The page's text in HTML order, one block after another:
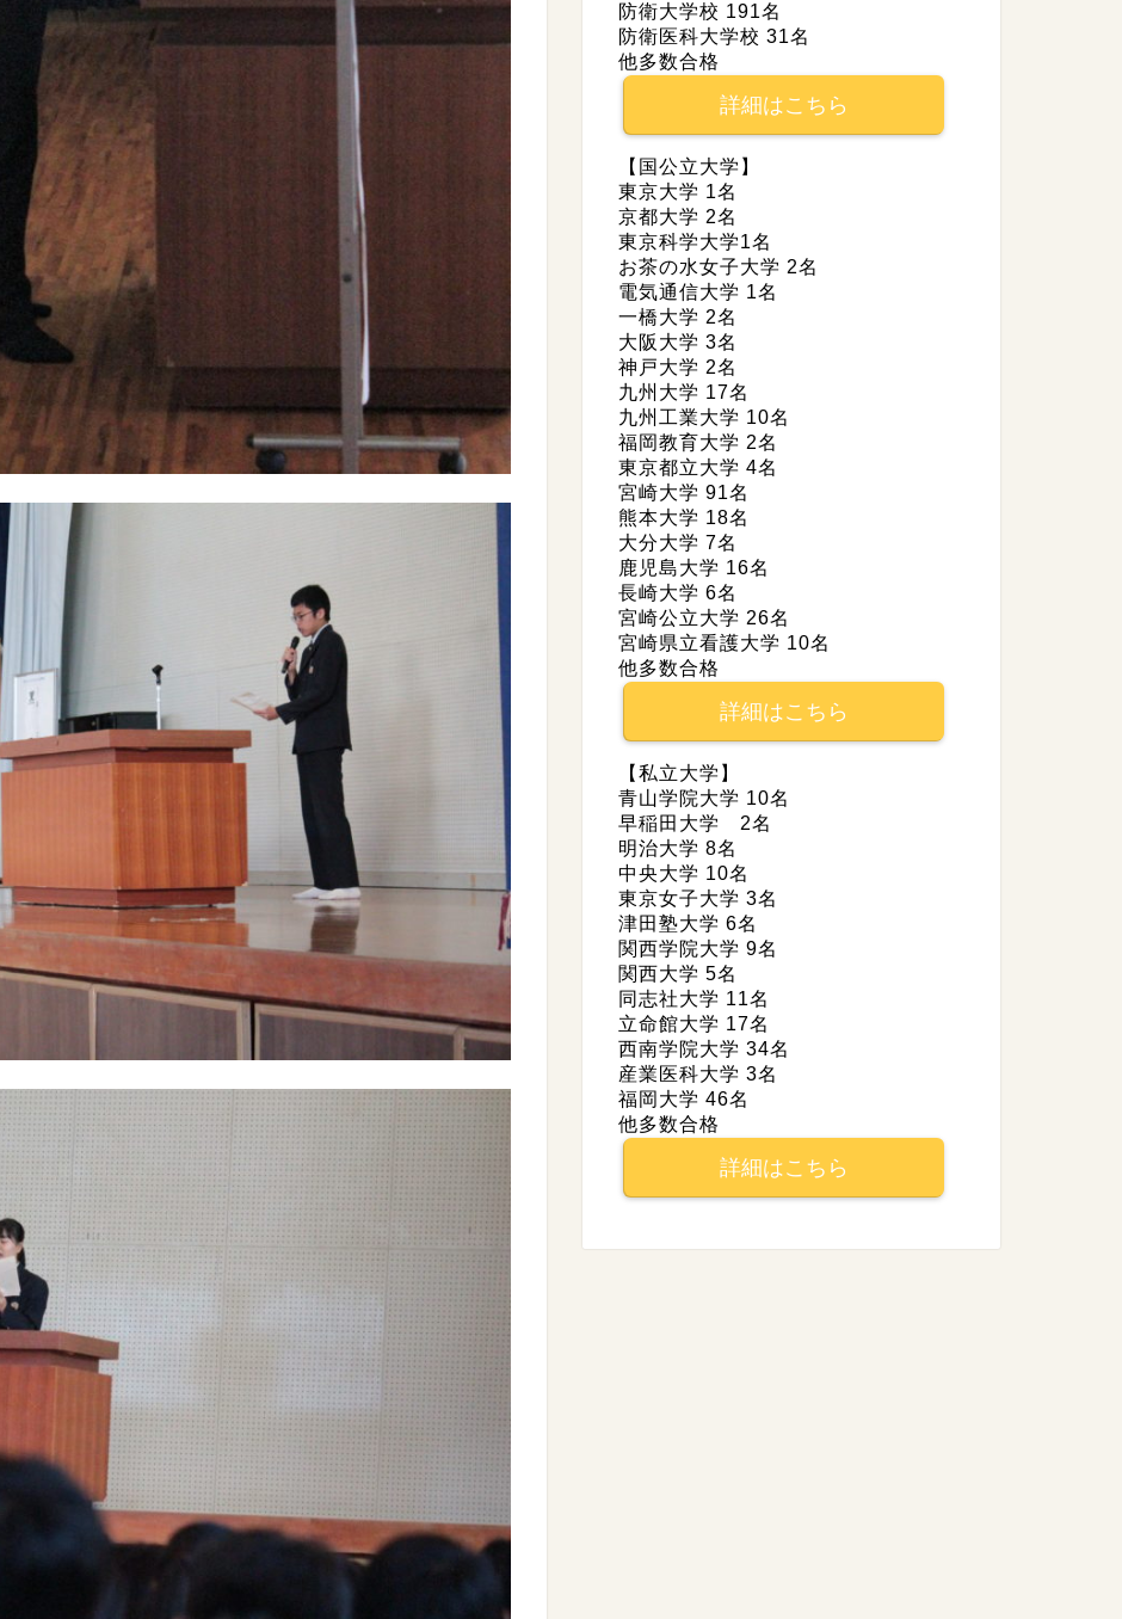
防衛大学校 191名
防衛医科大学校 31名
他多数合格
詳細はこちら
【国公立大学】
東京大学 1名
京都大学 2名
東京科学大学1名
お茶の水女子大学 2名
電気通信大学 1名
一橋大学 2名
大阪大学 3名
神戸大学 2名
九州大学 17名
九州工業大学 10名
福岡教育大学 2名
東京都立大学 4名
宮崎大学 91名
熊本大学 18名
大分大学 7名
鹿児島大学 16名
長崎大学 6名
宮崎公立大学 26名
宮崎県立看護大学 10名
他多数合格
詳細はこちら
【私立大学】
青山学院大学 10名
早稲田大学 2名
明治大学 8名
中央大学 10名
東京女子大学 3名
津田塾大学 6名
関西学院大学 9名
関西大学 5名
同志社大学 11名
立命館大学 17名
西南学院大学 34名
産業医科大学 3名
福岡大学 46名
他多数合格
詳細はこちら